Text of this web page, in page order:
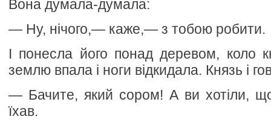
Вона думала-думала:
— Ну, нічого,— каже,— з тобою робити.
І понесла його понад деревом, коло
землю впала і ноги відкидала. Князь і
— Бачите, який сором! А ви хотіли,
їхав.